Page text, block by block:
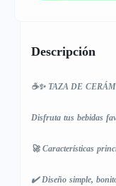
Descripción
☕✨ TAZA DE
Disfruta tus bebidas
🚀 Características
✔️ Diseño simple,